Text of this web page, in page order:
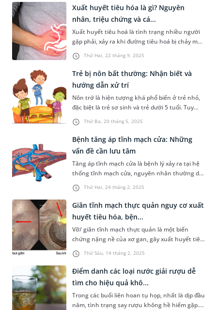
định đúng phân độ xuất huyết tiêu hóa sẽ giúp
bác sĩ có căn cứ đánh giá mức độ bệnh, đưa ra
hướng điều trị tối ưu. Bà...
Thứ Hai, 22 tháng 9, 2025
Xuất huyết tiêu hóa là gì? Nguyên
nhân, triệu chứng và cá...
Xuất huyết tiêu hoá là tình trạng nhiều người
gặp phải, xảy ra khi đường tiêu hoá bị chảy máu
tại các vị trí như thực quản, dạ dày, ruột non,
hoặc đại tràng. Đây là vấn đề y tế nguy hiểm, có
thể dẫn đến biến chứng nặng nề nếu không
được phát hiện sớm và xử trí kịp thời. Vậy xuất
huyết tiêu hóa là...
Thứ Ba, 20 tháng 5, 2025
Trẻ bị nôn bất thường: Nhận biết và
hướng dẫn xử trí
Nôn trớ là hiện tượng khá phổ biến ở trẻ nhỏ,
đặc biệt là trẻ sơ sinh và trẻ dưới 5 tuổi. Tuy
nhiên, trẻ bị nôn bất thường lại là một câu
chuyện khác, đây có thể là dấu hiệu tiềm ẩn
nhiều vấn đề sức khỏe nghiêm trọng mà cha
mẹ không nên xem nhẹ. Vậy khi nào tình trạng
nôn ở trẻ được coi là bất th...
Thứ Hai, 24 tháng 2, 2025
Bệnh tăng áp tĩnh mạch cửa: Những
vấn đề cần lưu tâm
Tăng áp tĩnh mạch cửa là bệnh lý xảy ra tại hệ
thống tĩnh mạch cửa, nguyên nhân thường do
tổn thương trước, trong và sau gan, gây ảnh
hưởng đến hệ thống tuần hoàn. Bài viết sau sẽ
giúp bạn hiểu hơn về nguyên nhân gây nên,
triệu chứng và mức độ nguy hiểm của bệnh lý
này.
Thứ Sáu, 14 tháng 2, 2025
Giãn tĩnh mạch thực quản nguy cơ xuất
huyết tiêu hóa, bện...
Vỡ/ giãn tĩnh mạch thực quản là một biến
chứng nặng nề của xơ gan, gây xuất huyết tiêu
hóa - nguyên nhân chính làm tăng tỷ lệ tử vong
ở bệnh nhân. Vừa qua, Bệnh viện Đa khoa
MEDLATEC tiến hành thắt búi giãn tĩnh mạch
thực quản thành công điều trị biến chứng cho
nam bệnh nhân xơ gan.
Điểm danh các loại nước giải rượu dễ
tìm cho hiệu quả khô...
Trong các buổi liên hoan tụ họp, nhất là dịp đầu
năm, tình trạng say rượu không hề hiếm gặp.